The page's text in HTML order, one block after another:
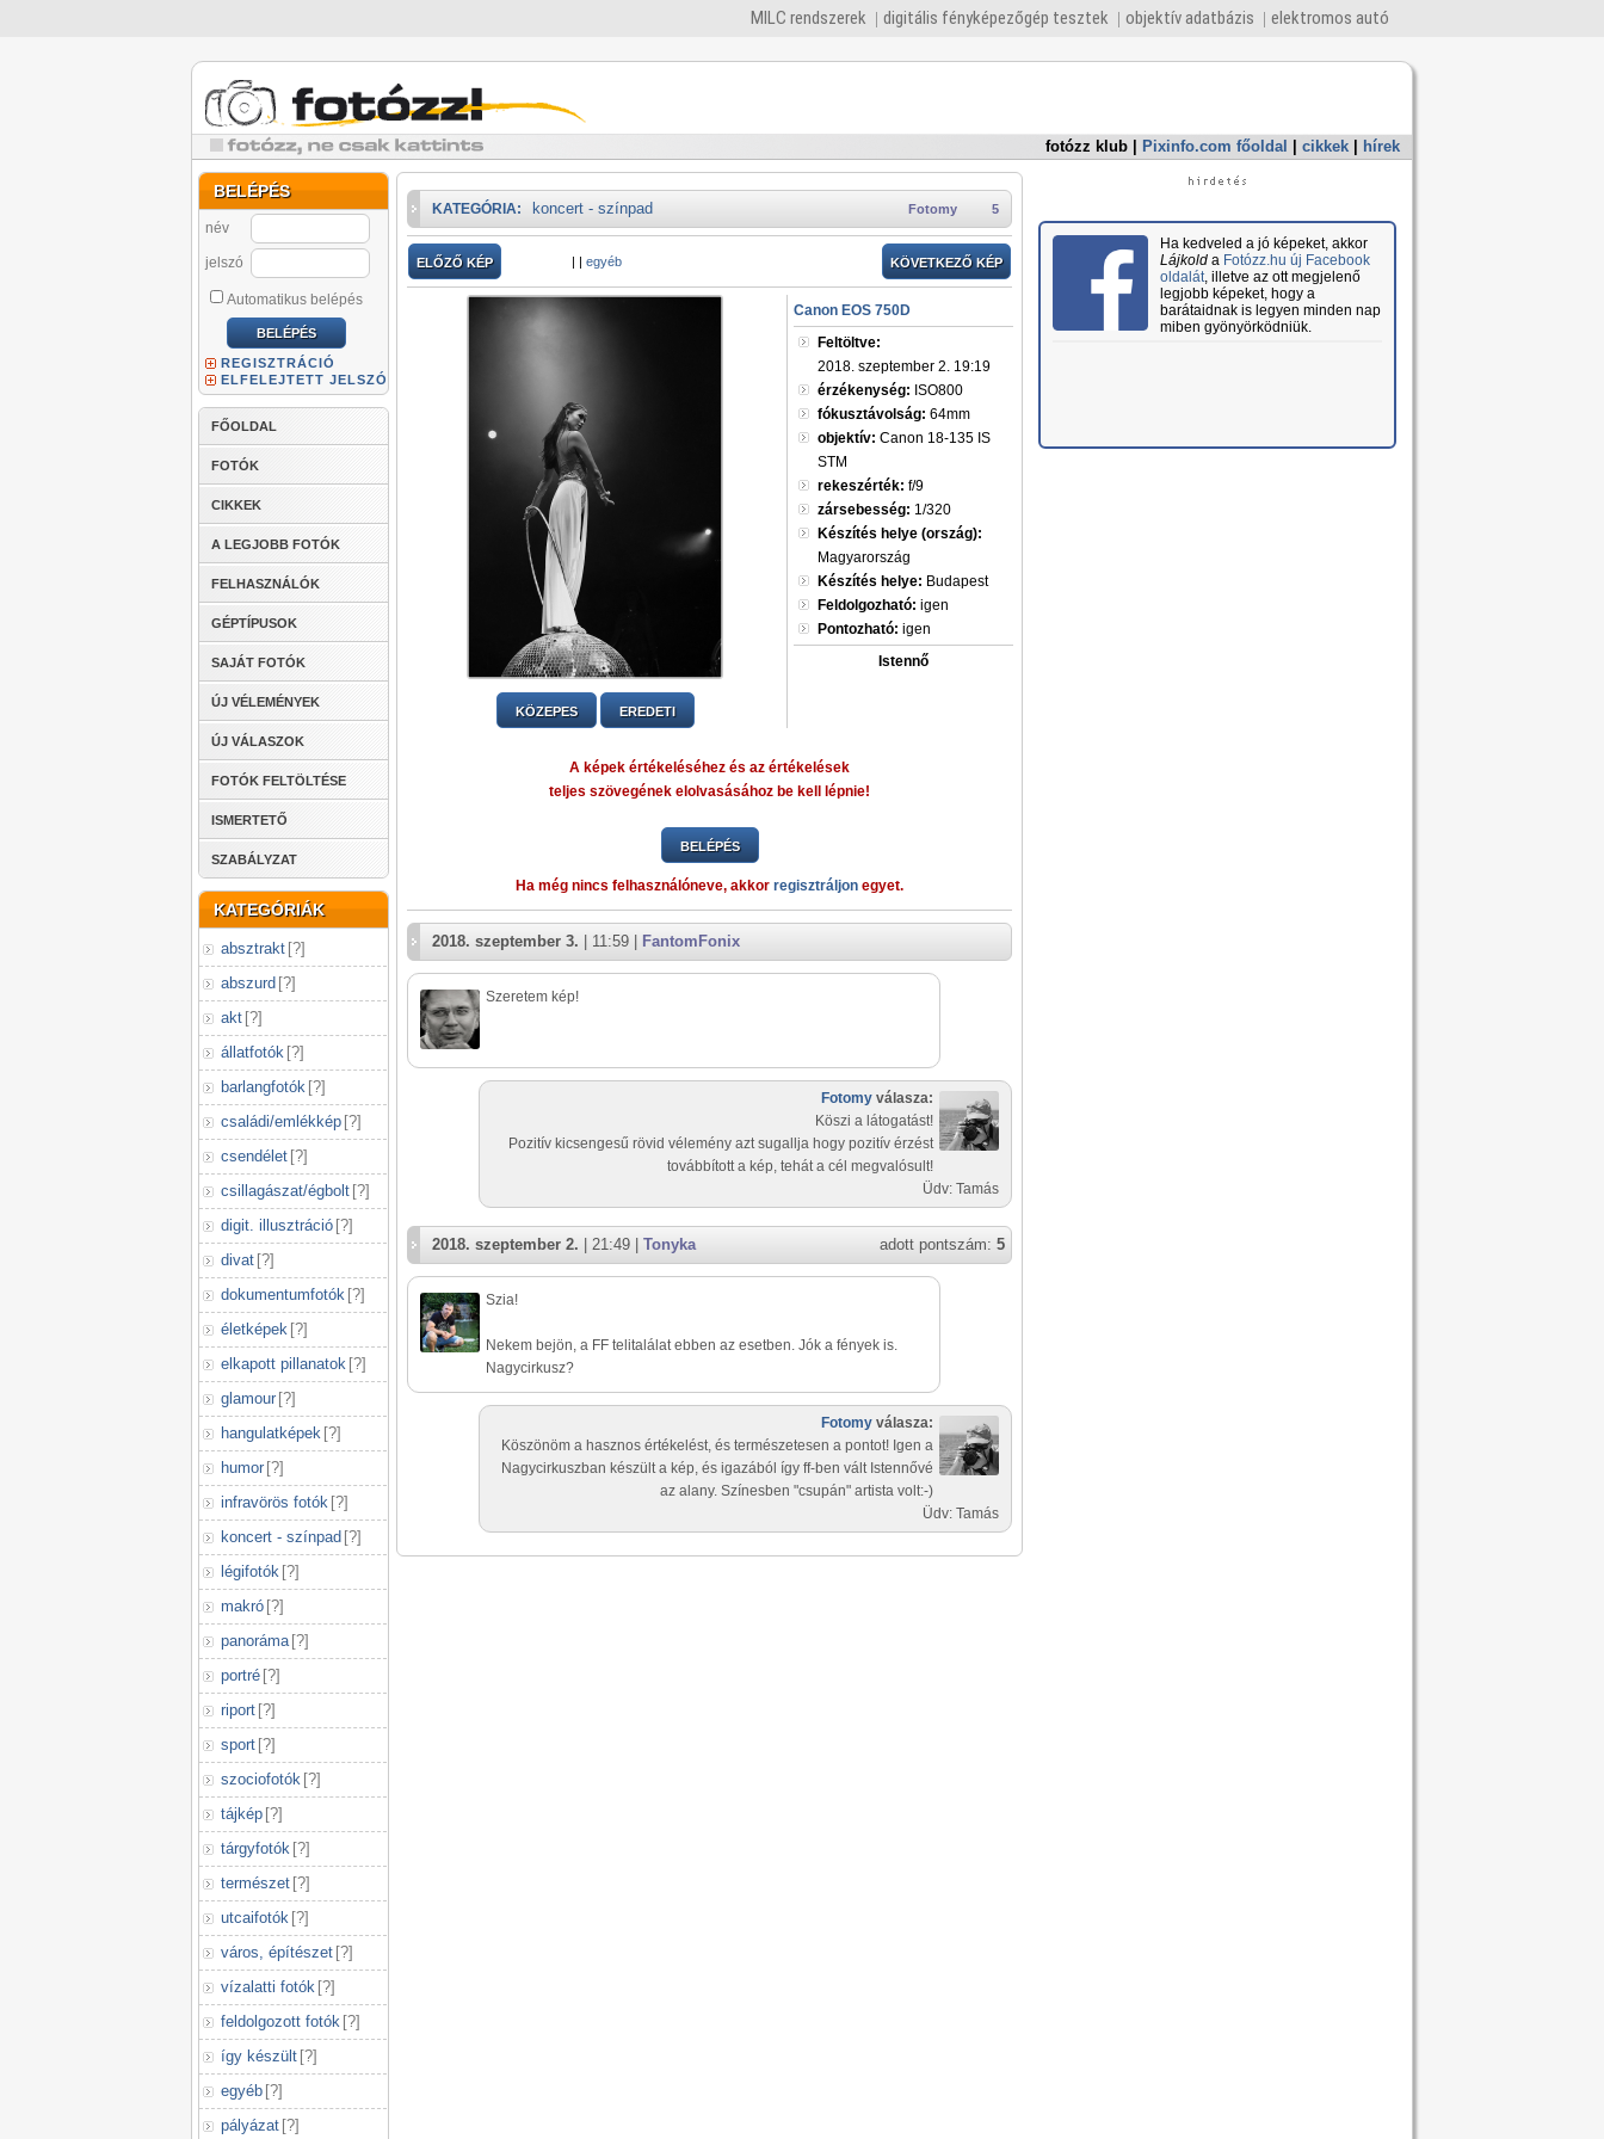
MILC rendszerek digitális fényképezőgép tesztek objektív adatbázis elektromos autó
fotózz klub Pixinfo.com főoldal cikkek hírek
BELÉPÉS
név
jelszó
Automatikus belépés
REGISZTRÁCIÓ
ELFELEJTETT JELSZÓ
FŐOLDAL
FOTÓK
CIKKEK
A LEGJOBB FOTÓK
FELHASZNÁLÓK
GÉPTÍPUSOK
SAJÁT FOTÓK
ÚJ VÉLEMÉNYEK
ÚJ VÁLASZOK
FOTÓK FELTÖLTÉSE
ISMERTETŐ
SZABÁLYZAT
KATEGÓRIÁK
absztrakt [?]
abszurd [?]
akt [?]
állatfotók [?]
barlangfotók [?]
családi/emlékkép [?]
csendélet [?]
csillagászat/égbolt [?]
digit. illusztráció [?]
divat [?]
dokumentumfotók [?]
életképek [?]
elkapott pillanatok [?]
glamour [?]
hangulatképek [?]
humor [?]
infravörös fotók [?]
koncert - színpad [?]
légifotók [?]
makró [?]
panoráma [?]
portré [?]
riport [?]
sport [?]
szociofotók [?]
tájkép [?]
tárgyfotók [?]
természet [?]
utcaifotók [?]
város, építészet [?]
vízalatti fotók [?]
feldolgozott fotók [?]
így készült [?]
egyéb [?]
pályázat [?]
5
Fotomy
KATEGÓRIA: koncert - színpad
ELŐZŐ KÉP | | egyéb KÖVETKEZŐ KÉP
KÖZEPES EREDETI
Canon EOS 750D
Feltöltve:
2018. szeptember 2. 19:19
érzékenység: ISO800
fókusztávolság: 64mm
objektív: Canon 18-135 IS
STM
rekeszérték: f/9
zársebesség: 1/320
Készítés helye (ország):
Magyarország
Készítés helye: Budapest
Feldolgozható: igen
Pontozható: igen
Istennő
A képek értékeléséhez és az értékelések
teljes szövegének elolvasásához be kell lépnie!
BELÉPÉS
Ha még nincs felhasználóneve, akkor regisztráljon egyet.
2018. szeptember 3. | 11:59 | FantomFonix
Szeretem kép!
Fotomy válasza:
Köszi a látogatást!
Pozitív kicsengesű rövid vélemény azt sugallja hogy pozitív érzést
továbbított a kép, tehát a cél megvalósult!
Üdv: Tamás
adott pontszám: 5
2018. szeptember 2. | 21:49 | Tonyka
Szia!
Nekem bejön, a FF telitalálat ebben az esetben. Jók a fények is.
Nagycirkusz?
Fotomy válasza:
Köszönöm a hasznos értékelést, és természetesen a pontot! Igen a
Nagycirkuszban készült a kép, és igazából így ff-ben vált Istennővé
az alany. Színesben "csupán" artista volt:-)
Üdv: Tamás
Ha kedveled a jó képeket, akkor
Lájkolda Fotózz.hu új Facebook
oldalát, illetve az ott megjelenő
legjobb képeket, hogy a
barátaidnak is legyen minden nap
miben gyönyörködniük.